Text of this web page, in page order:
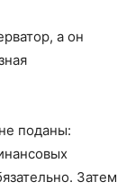
а он
поданы:
Затем